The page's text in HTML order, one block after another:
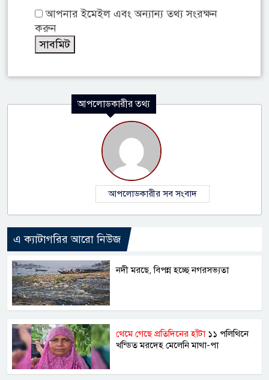
আপনার ইমেইল এবং অন্যান্য তথ্য সংরক্ষন
করুন
আপলোডকারীর তথ্য
আপলোডকারীর সব সংবাদ
এ ক্যাটাগরির আরো নিউজ
নদী মরছে, বিপন্ন হচ্ছে নগরসভ্যতা
থেমে গেছে প্রতিদিনের হাঁটা১১ পলিথিনে
খন্ডিত মরদেহ মেলেনি মাথা-পা